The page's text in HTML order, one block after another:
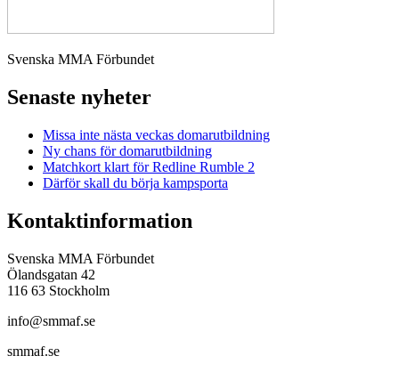
Svenska MMA Förbundet
Senaste nyheter
Missa inte nästa veckas domarutbildning
Ny chans för domarutbildning
Matchkort klart för Redline Rumble 2
Därför skall du börja kampsporta
Kontaktinformation
Svenska MMA Förbundet
Ölandsgatan 42
116 63 Stockholm
info@smmaf.se
smmaf.se